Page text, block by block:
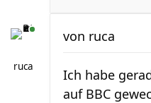
ruca
von ruca
Ich habe
auf BBC